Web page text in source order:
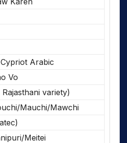
Arabic
Vo
variety)
Mauchi/Mawchi
Meitei